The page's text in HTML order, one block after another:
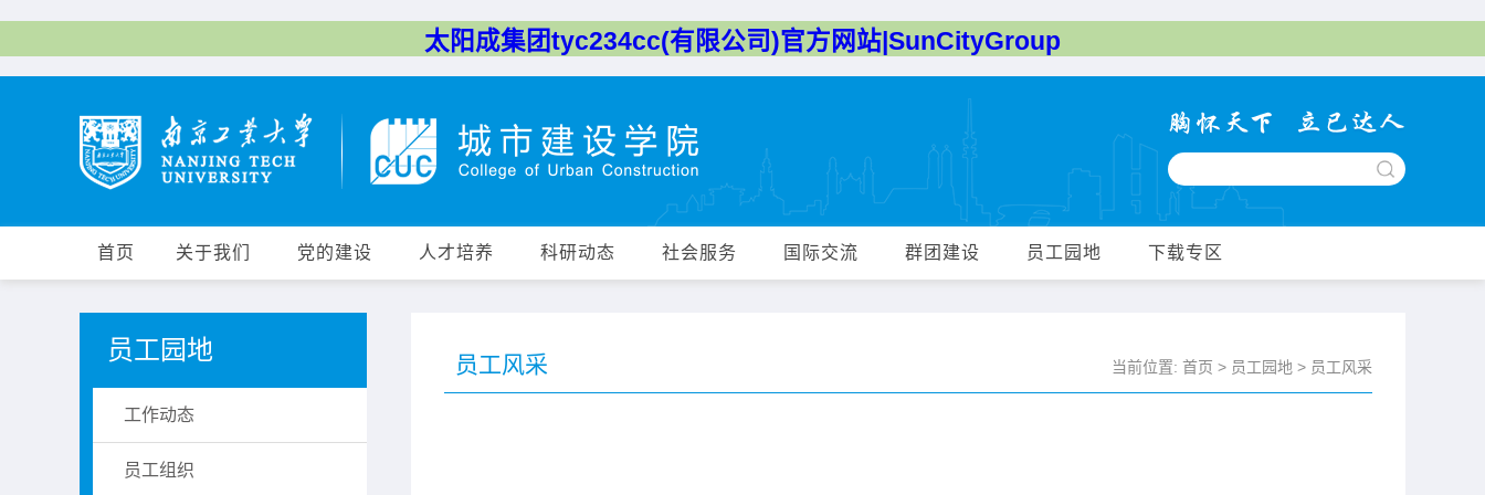
太阳成集团tyc234cc(有限公司)官方网站|SunCityGroup
首页 关于我们 党的建设 人才培养 科研动态 社会服务 国际交流 群团建设 员工园地 下载专区
员工园地
工作动态
员工组织
员工风采 当前位置: 首页 > 员工园地 > 员工风采